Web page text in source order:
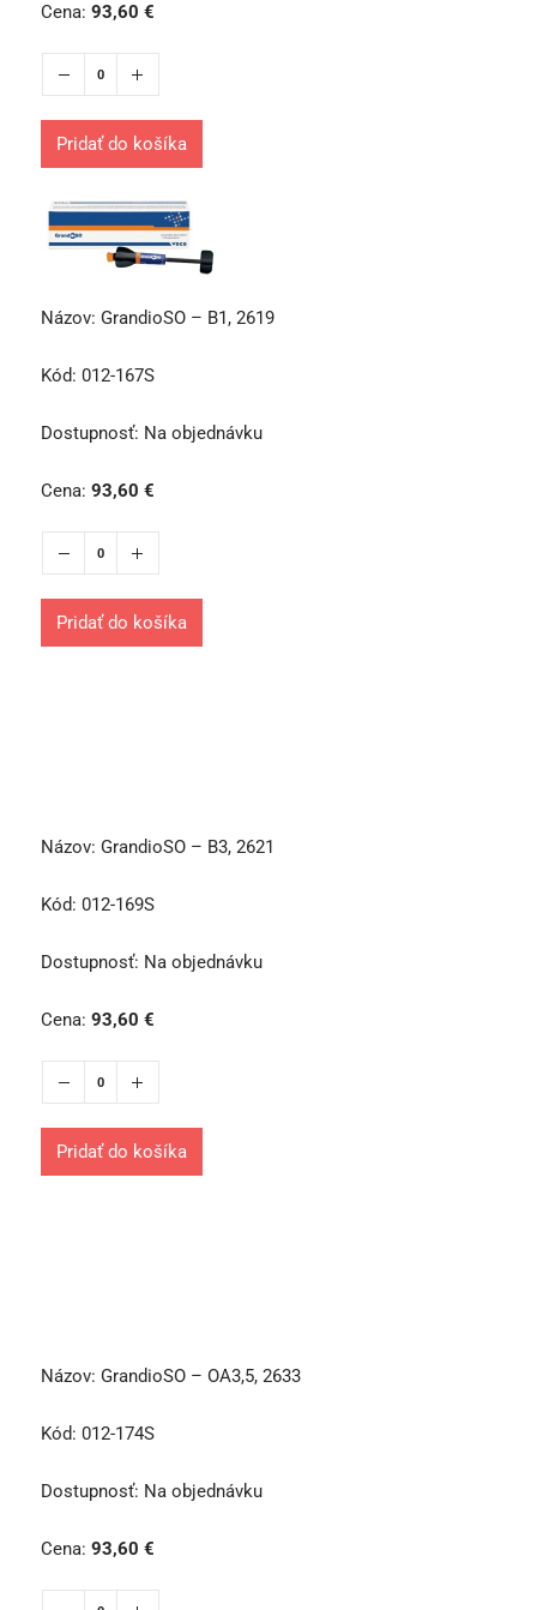
Cena: 93,60 €
Pridať do košíka
Názov: GrandioSO – B1, 2619
Kód: 012-167S
Dostupnosť: Na objednávku
Cena: 93,60 €
Pridať do košíka
Názov: GrandioSO – B3, 2621
Kód: 012-169S
Dostupnosť: Na objednávku
Cena: 93,60 €
Pridať do košíka
Názov: GrandioSO – OA3,5, 2633
Kód: 012-174S
Dostupnosť: Na objednávku
Cena: 93,60 €